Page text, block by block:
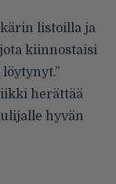
listoilla ja
kiinnostaisi
herättää
hyvän